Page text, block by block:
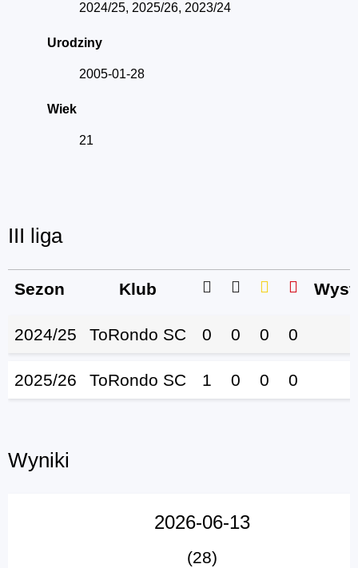
2024/25, 2025/26, 2023/24
Urodziny
2005-01-28
Wiek
21
III liga
Sezon Klub
2024/25 ToRondo SC 0 0 0 0
2025/26 ToRondo SC 1 0 0 0
Wyniki
2026-06-13
(28)